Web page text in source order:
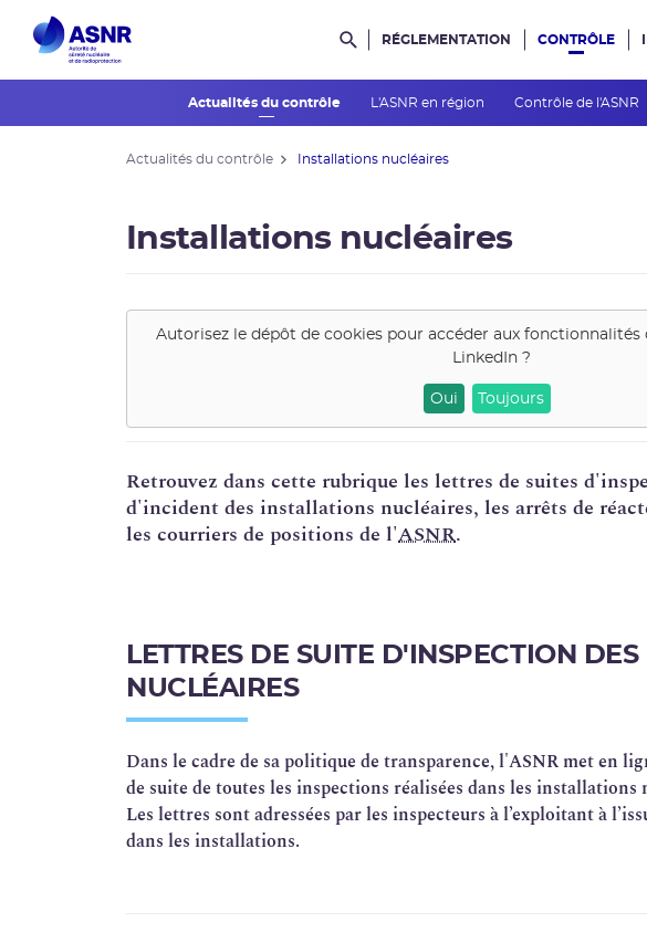
Rechercher dans le site
RÉGLEMENTATION CONTRÔLE
Actualités du contrôle L'ASNR en région Contrôle de l'ASNR
Actualités du contrôle Installations nucléaires
Installations nucléaires
Autorisez le dépôt de cookies pour accéder aux fonctionnalités
LinkedIn?
Oui Toujours
Retrouvez dans cette rubrique les lettres de suites
d'incident des installations nucléaires, les arrêts de
les courriers de positions de l'ASNR.
LETTRES DE SUITE D'INSPECTION
NUCLÉAIRES
Dans le cadre de sa politique de transparence, l'ASNR met en
de suite de toutes les inspections réalisées dans les installations
Les lettres sont adressées par les inspecteurs à l’exploitant à
dans les installations.